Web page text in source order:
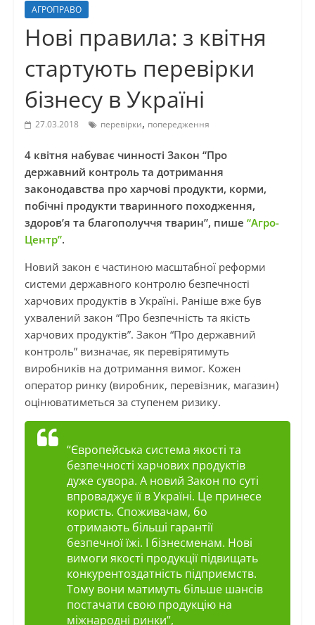
АГРОПРАВО
Нові правила: з квітня
стартують перевірки
бізнесу в Україні
27.03.2018 перевірки, попередження
4 квітня набуває чинності Закон “Про
державний контроль та дотримання
законодавства про харчові продукти, корми,
побічні продукти тваринного походження,
здоров’я та благополуччя тварин”, пише “Агро-
Центр”.
Новий закон є частиною масштабної реформи
системи державного контролю безпечності
харчових продуктів в Україні. Раніше вже був
ухвалений закон “Про безпечність та якість
харчових продуктів”. Закон “Про державний
контроль” визначає, як перевірятимуть
виробників на дотримання вимог. Кожен
оператор ринку (виробник, перевізник, магазин)
оцінюватиметься за ступенем ризику.
“Європейська система якості та
безпечності харчових продуктів
дуже сувора. А новий Закон по суті
впроваджує її в Україні. Це принесе
користь. Споживачам, бо
отримають більші гарантії
безпечної їжі. І бізнесменам. Нові
вимоги якості продукції підвищать
конкурентоздатність підприємств.
Тому вони матимуть більше шансів
постачати свою продукцію на
міжнародні ринки”,